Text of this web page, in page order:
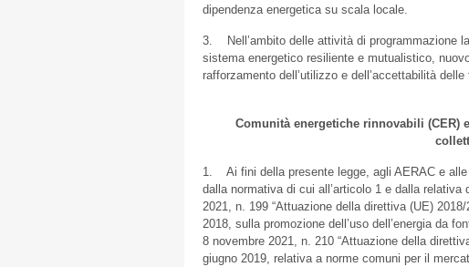
dipendenza energetica su scala locale.
3. Nell’ambito delle attività di programmazione
sistema energetico resiliente e mutualistico,
rafforzamento dell’utilizzo e dell’accettabilità
Comunità energetiche rinnovabili
1. Ai fini della presente legge, agli AERAC e
dalla normativa di cui all’articolo 1 e dalla
2021, n. 199 “Attuazione della direttiva (UE)
2018, sulla promozione dell’uso dell’energia da
8 novembre 2021, n. 210 “Attuazione della
giugno 2019, relativa a norme comuni per il